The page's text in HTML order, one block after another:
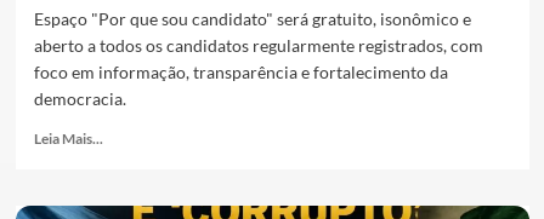
Espaço "Por que sou candidato" será gratuito, isonômico e
aberto a todos os candidatos regularmente registrados, com
foco em informação, transparência e fortalecimento da
democracia.
Leia Mais...